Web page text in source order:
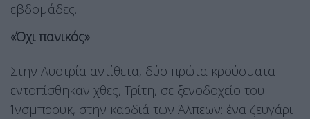
εβδομάδες.
«Όχι πανικός»
Στην Αυστρία αντίθετα, δύο πρώτα κρούσματα
εντοπίσθηκαν χθες, Τρίτη, σε ξενοδοχείο του
Ίνσμπρουκ, στην καρδιά των Άλπεων: ένα ζευγάρι